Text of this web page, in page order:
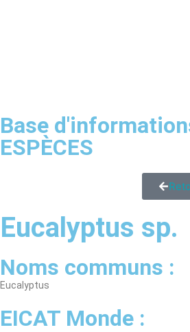
Base
ESPÈCES
Eucalyptus sp.
Noms communs :
Eucalyptus
EICAT Monde :